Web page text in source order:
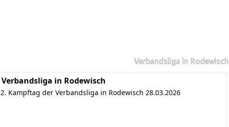
Verbandsliga in Rodewisch
Verbandsliga in Rodewisch
2. Kampftag der Verbandsliga in Rodewisch 28.03.2026